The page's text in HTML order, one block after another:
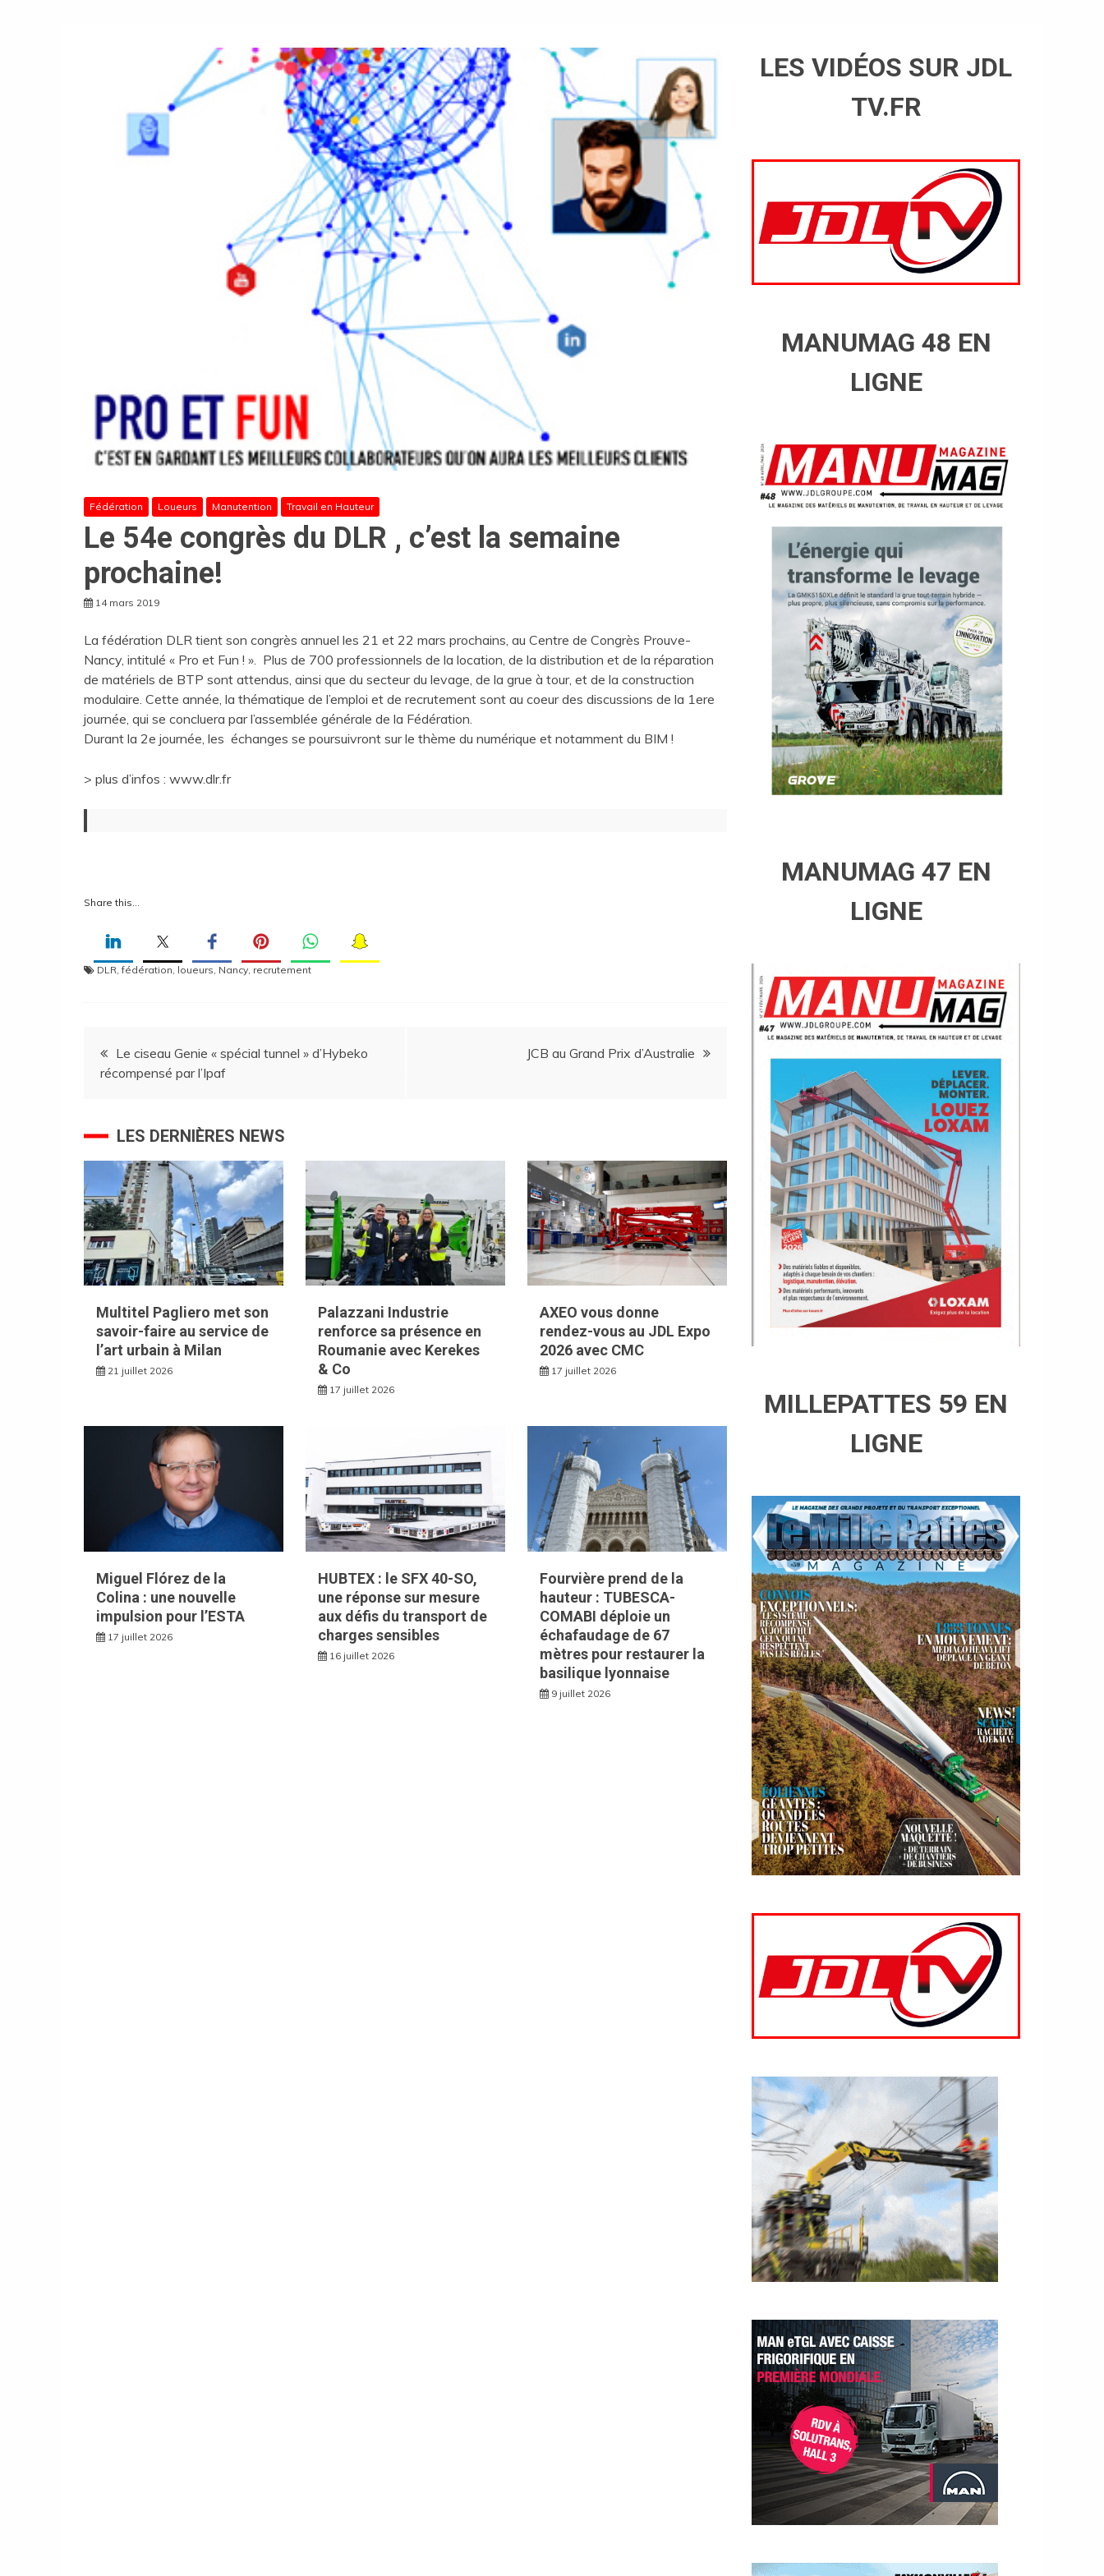
Fédération Loueurs Manutention Travail en Hauteur
Le 54e congrès du DLR , c’est la semaine
prochaine!
14 mars 2019
La fédération DLR tient son congrès annuel les 21 et 22 mars prochains, au Centre de Congrès Prouve-
Nancy, intitulé « Pro et Fun ! ». Plus de 700 professionnels de la location, de la distribution et de la réparation
de matériels de BTP sont attendus, ainsi que du secteur du levage, de la grue à tour, et de la construction
modulaire. Cette année, la thématique de l’emploi et de recrutement sont au coeur des discussions de la 1ere
journée, qui se concluera par l’assemblée générale de la Fédération.
Durant la 2e journée, les échanges se poursuivront sur le thème du numérique et notamment du BIM !
> plus d’infos : www.dlr.fr
Share this…
DLR ,fédération loueurs Nancy recrutement
Navigation
de
l’article
Le ciseau Genie « spécial tunnel » d’Hybeko
récompensé par l’Ipaf
JCB au Grand Prix d’Australie
LES DERNIÈRES NEWS
Multitel Pagliero met son
savoir-faire au service de
l’art urbain à Milan
21 juillet 2026
Palazzani Industrie
renforce sa présence en
Roumanie avec Kerekes
& Co
17 juillet 2026
AXEO vous donne
rendez-vous au JDL Expo
2026 avec CMC
17 juillet 2026
Miguel Flórez de la
Colina : une nouvelle
impulsion pour l’ESTA
17 juillet 2026
HUBTEX : le SFX 40-SO,
une réponse sur mesure
aux défis du transport de
charges sensibles
16 juillet 2026
Fourvière prend de la
hauteur : TUBESCA-
COMABI déploie un
échafaudage de 67
mètres pour restaurer la
basilique lyonnaise
9 juillet 2026
LES VIDÉOS SUR JDL
TV.FR
MANUMAG 48 EN
LIGNE
MANUMAG 47 EN
LIGNE
MILLEPATTES 59 EN
LIGNE